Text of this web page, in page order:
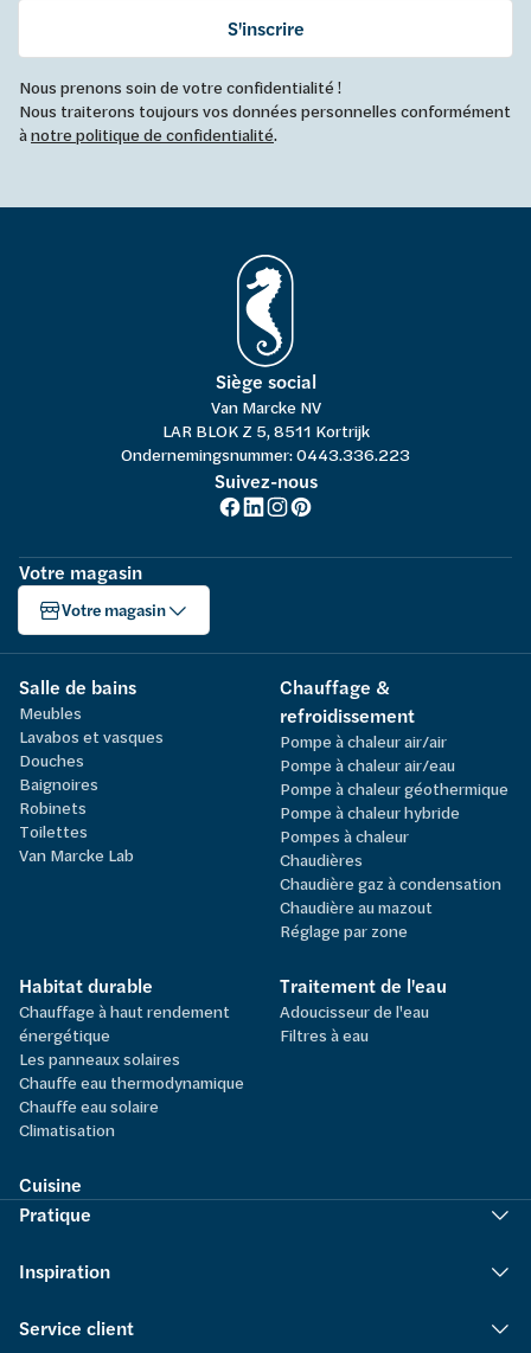
S'inscrire
Nous prenons soin de votre confidentialité !
Nous traiterons toujours vos données personnelles conformément
ànotre politique de confidentialité.
Siège social
Van Marcke NV
LAR BLOK Z 5, 8511 Kortrijk
Ondernemingsnummer: 0443.336.223
Suivez-nous
Votre magasin
Votre magasin
Salle de bains
Meubles
Lavabos et vasques
Douches
Baignoires
Robinets
Toilettes
Van Marcke Lab
Chauffage &
refroidissement
Pompe à chaleur air/air
Pompe à chaleur air/eau
Pompe à chaleur géothermique
Pompe à chaleur hybride
Pompes à chaleur
Chaudières
Chaudière gaz à condensation
Chaudière au mazout
Réglage par zone
Habitat durable
Chauffage à haut rendement
énergétique
Les panneaux solaires
Chauffe eau thermodynamique
Chauffe eau solaire
Climatisation
Traitement de l'eau
Adoucisseur de l'eau
Filtres à eau
Cuisine
Pratique
Inspiration
Service client